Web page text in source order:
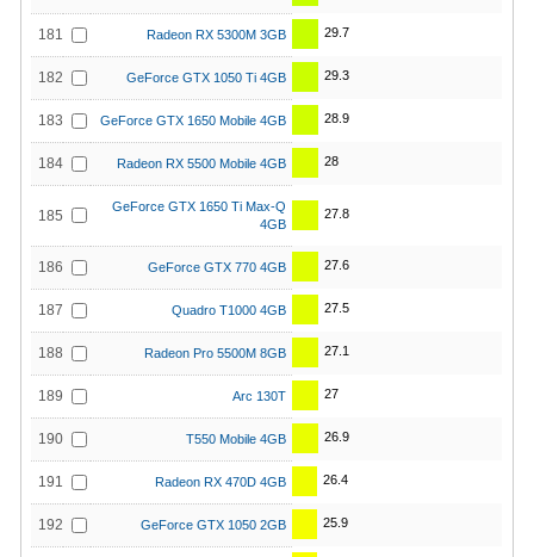
181 Radeon RX 5300M 3GB 29.7
182 GeForce GTX 1050 Ti 4GB 29.3
183 GeForce GTX 1650 Mobile 4GB 28.9
184 Radeon RX 5500 Mobile 4GB 28
185
GeForce GTX 1650 Ti Max-Q
4GB
27.8
186 GeForce GTX 770 4GB 27.6
187 Quadro T1000 4GB 27.5
188 Radeon Pro 5500M 8GB 27.1
189 Arc 130T 27
190 T550 Mobile 4GB 26.9
191 Radeon RX 470D 4GB 26.4
192 GeForce GTX 1050 2GB 25.9